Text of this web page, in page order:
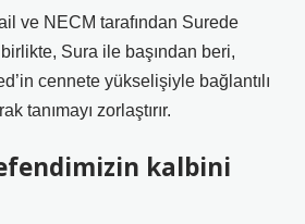
ve NECM tarafından Surede
Sura ile başından beri,
cennete yükselişiyle bağlantılı
tanımayı zorlaştırır.
kalbini